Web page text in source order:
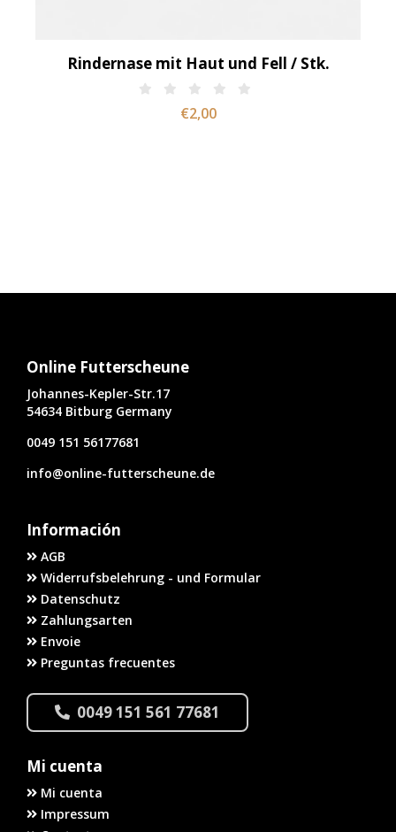
Rindernase mit Haut und Fell / Stk.
€2,00
Online Futterscheune
Johannes-Kepler-Str.17
54634 Bitburg Germany
0049 151 56177681
info@online-futterscheune.de
Información
AGB
Widerrufsbelehrung - und Formular
Datenschutz
Zahlungsarten
Envoie
Preguntas frecuentes
0049 151 561 77681
Mi cuenta
Mi cuenta
Impressum